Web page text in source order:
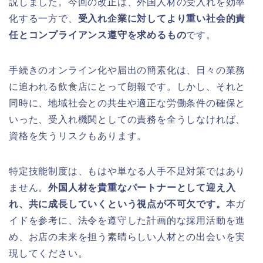
説しました。今回の改正は、外国人材の受入れを効率
化する一方で、 受入れ企業に対してより重い社会的責
任とコンプライアンス遵守を求めるものです。
手続きのオンライン化や届出の簡素化は、日々の業務
に追われる飲食店にとって朗報です。しかし、それと
同時に、地域社会との共生や適正な労働条件の確保と
いった、受入れ機関としての責務を全うしなければ、
資格を失うリスクもあります。
特定技能制度は、もはや単なる人手不足対策ではあり
ません。外国人材を貴重なパートナーとして迎え入
れ、共に成長していくという視点が不可欠です。 本ガ
イドを参考に、法令を遵守した計画的な採用活動を進
め、お店の未来を担う素晴らしい人材との出会いを実
現してください。